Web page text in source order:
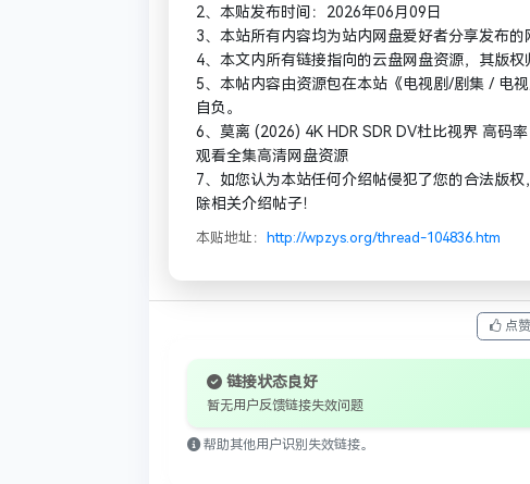
2、本贴发布时间：2026年06月09日
3、本站所有内容均为站内网盘爱好者分享发布
4、本文内所有链接指向的云盘网盘资源，其版
5、本帖内容由资源包在本站《电视剧/剧集 / 电
自负。
6、莫离‎ (2026) 4K HDR SDR DV杜比视界 高码
观看全集高清网盘资源
7、如您认为本站任何介绍帖侵犯了您的合法版
除相关介绍帖子！
本贴地址： http://wpzys.org/thread-104836.htm
点赞
链接状态良好
暂无用户反馈链接失效问题
帮助其他用户识别失效链接。